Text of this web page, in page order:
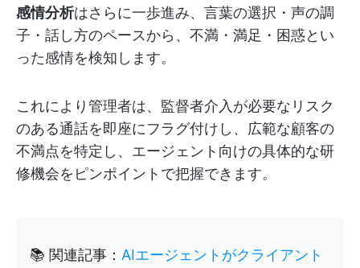
感情分析はさらに一歩進み、言葉の選択・声の調
子・話し方のペースから、不満・満足・困惑とい
った感情を検知します。
これにより管理者は、監督者介入が必要なリスク
のある通話を即座にフラグ付けし、広範な顧客の
不満点を特定し、エージェント向けの具体的な研
修機会をピンポイントで把握できます。
📚 関連記事： AIエージェントがクライアント